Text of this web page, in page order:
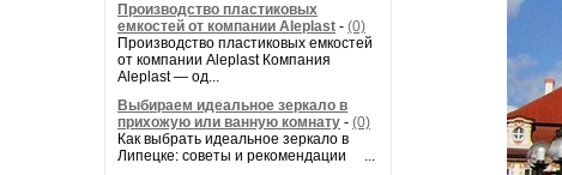
Производство пластиковых
емкостей от компании Aleplast - (0)
Производство пластиковых емкостей
от компании Aleplast Компания
Aleplast — од...
Выбираем идеальное зеркало в
прихожую или ванную комнату - (0)
Как выбрать идеальное зеркало в
Липецке: советы и рекомендации ...